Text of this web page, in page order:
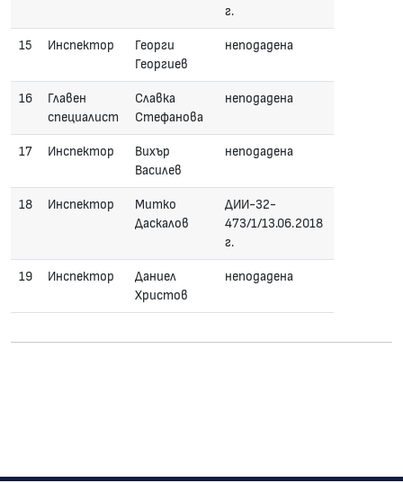
г.
15 Инспектор
Георги
Георгиев
неподадена
16
Главен
специалист
Славка
Стефанова
неподадена
17 Инспектор
Вихър
Василев
неподадена
18 Инспектор
Митко
Даскалов
ДИИ-32-
473/1/13.06.2018
г.
19 Инспектор
Даниел
Христов
неподадена